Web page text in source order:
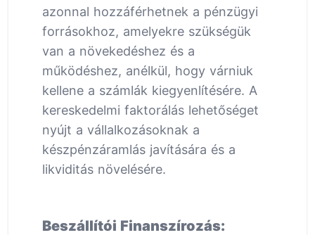
azonnal hozzáférhetnek a pénzügyi
forrásokhoz, amelyekre szükségük
van a növekedéshez és a
működéshez, anélkül, hogy várniuk
kellene a számlák kiegyenlítésére. A
kereskedelmi faktorálás lehetőséget
nyújt a vállalkozásoknak a
készpénzáramlás javítására és a
likviditás növelésére.
Beszállítói Finanszírozás: